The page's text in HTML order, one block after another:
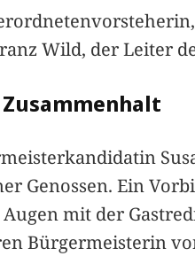
Wild, der Leiter
Genossen. Ein
mit der
Bürgermeisterin